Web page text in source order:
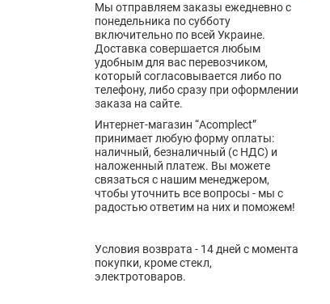
Мы отправляем заказы ежедневно с
понедельника по субботу
включительно по всей Украине.
Доставка совершается любым
удобным для вас перевозчиком,
который согласовывается либо по
телефону, либо сразу при оформлении
заказа на сайте.
Интернет-магазин “Acomplect”
принимает любую форму оплаты:
наличный, безналичный (с НДС) и
наложенный платеж. Вы можете
связаться с нашим менеджером,
чтобы уточнить все вопросы - мы с
радостью ответим на них и поможем!
Условия возврата - 14 дней с момента
покупки, кроме стекл,
электротоваров.